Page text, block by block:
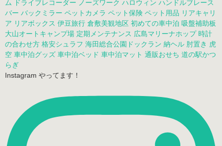
ム ドライブレコーダー ノーズワーク ハロウィン ハンドルブレース
バー バックミラー ペットカメラ ペット保険 ペット用品 リアキャリ
ア リアボックス 伊豆旅行 倉敷美観地区 初めての車中泊 吸盤補助板
大山オートキャンプ場 定期メンテナンス 広島マリーナホップ 時計
の合わせ方 格安シュラフ 海田総合公園ドックラン 納ヘル 肘置き 虎
空 車中泊グッズ 車中泊ベッド 車中泊マット 通販おせち 道の駅かつ
らぎ
Instagram やってます！